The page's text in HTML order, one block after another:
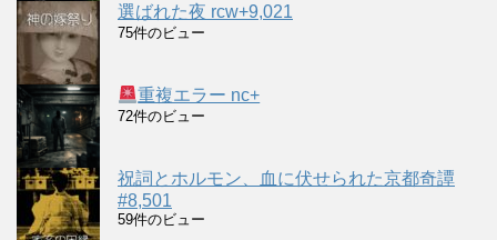
選ばれた夜 rcw+9,021
75件のビュー
重複エラー nc+
72件のビュー
祝詞とホルモン、血に伏せられた京都奇譚
#8,501
59件のビュー